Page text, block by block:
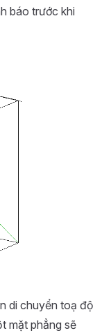
báo trước khi
di chuyển toạ độ
mặt phẳng sẽ